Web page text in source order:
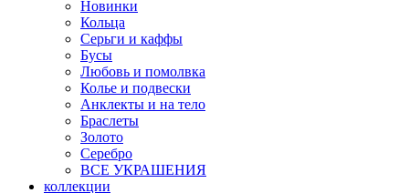
Новинки
Кольца
Серьги и каффы
Бусы
Любовь и помолвка
Колье и подвески
Анклекты и на тело
Браслеты
Золото
Серебро
ВСЕ УКРАШЕНИЯ
коллекции